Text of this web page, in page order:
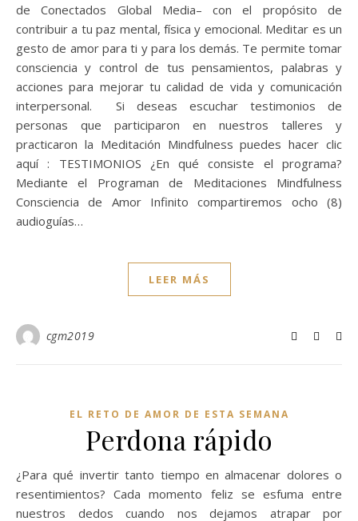
de Conectados Global Media– con el propósito de
contribuir a tu paz mental, física y emocional. Meditar es un
gesto de amor para ti y para los demás. Te permite tomar
consciencia y control de tus pensamientos, palabras y
acciones para mejorar tu calidad de vida y comunicación
interpersonal. Si deseas escuchar testimonios de
personas que participaron en nuestros talleres y
practicaron la Meditación Mindfulness puedes hacer clic
aquí : TESTIMONIOS ¿En qué consiste el programa?
Mediante el Programan de Meditaciones Mindfulness
Consciencia de Amor Infinito compartiremos ocho (8)
audioguías…
LEER MÁS
cgm2019
EL RETO DE AMOR DE ESTA SEMANA
Perdona rápido
¿Para qué invertir tanto tiempo en almacenar dolores o
resentimientos? Cada momento feliz se esfuma entre
nuestros dedos cuando nos dejamos atrapar por